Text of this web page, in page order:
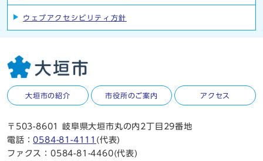
ウェブアクセシビリティ方針
大垣市の紹介 市役所のご案内 アクセス
〒503-8601 岐阜県大垣市丸の内2丁目29番地
電話：0584-81-4111 (代表)
ファクス：0584-81-4460(代表)